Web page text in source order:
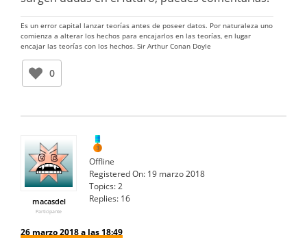
Es un error capital lanzar teorías antes de poseer datos. Por naturaleza uno
comienza a alterar los hechos para encajarlos en las teorías, en lugar
encajar las teorías con los hechos. Sir Arthur Conan Doyle
0
macasdel
Participante
Offline
Registered On: 19 marzo 2018
Topics:2
Replies: 16
26 marzo 2018 a las 18:49